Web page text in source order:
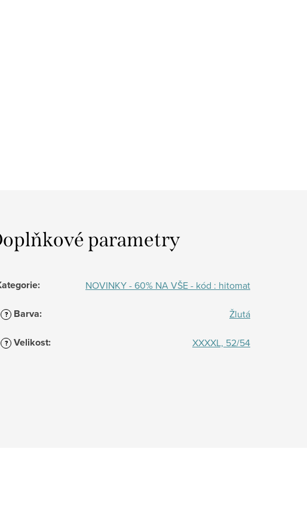
parametry
: NOVINKY - 60% NA VŠE - kód : hitomat
? Barva: Žlutá
? Velikost: XXXXL, 52/54